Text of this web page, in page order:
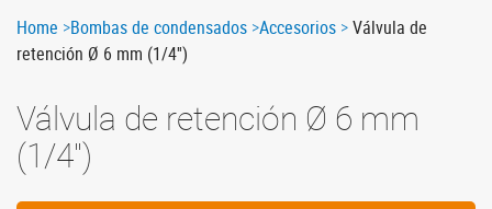
Breadcrumb
Home Bombas de condensados Accesorios
Válvula de
retención Ø 6 mm (1/4'')
Válvula de retención Ø 6 mm
(1/4'')